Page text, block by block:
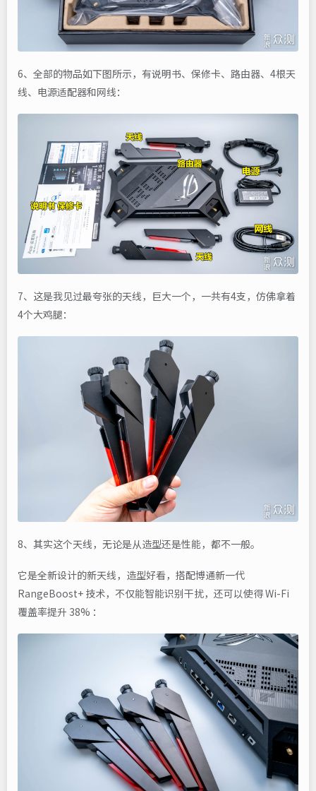
6、全部的物品如下图所示，有说明书、保修卡、路由器、4根天
线、电源适配器和网线：
7、这是我见过最夸张的天线，巨大一个，一共有4支，仿佛拿着
4个大鸡腿：
8、其实这个天线，无论是从造型还是性能，都不一般。
它是全新设计的新天线，造型好看，搭配博通新一代
RangeBoost+ 技术，不仅能智能识别干扰，还可以使得 Wi-Fi
覆盖率提升 38% ：